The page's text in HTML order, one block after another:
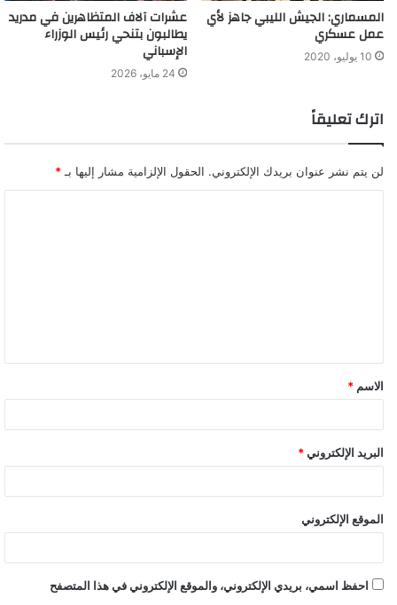
المسماري: الجيش الليبي جاهز لأي
عمل عسكري
10 يوليو، 2020
عشرات آلاف المتظاهرين في مدريد
يطالبون بتنحي رئيس الوزراء
الإسباني
24 مايو، 2026
اترك تعليقاً
لن يتم نشر عنوان بريدك الإلكتروني. الحقول الإلزامية مشار إليها بـ *
الاسم *
البريد الإلكتروني *
الموقع الإلكتروني
احفظ اسمي، بريدي الإلكتروني، والموقع الإلكتروني في هذا المتصفح